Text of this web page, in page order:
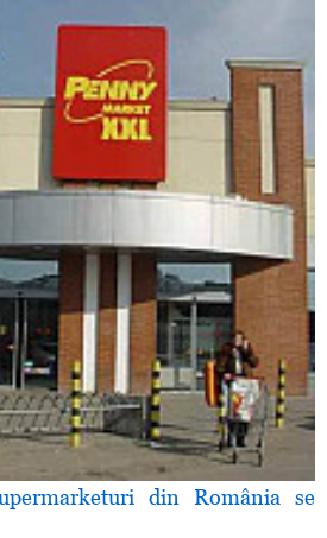
din România se